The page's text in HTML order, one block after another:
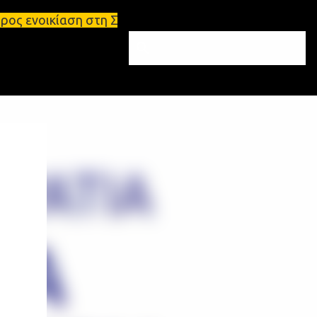
Σπάρτη Ενοικιάσεις διαμερισμάτων Σπάρτη